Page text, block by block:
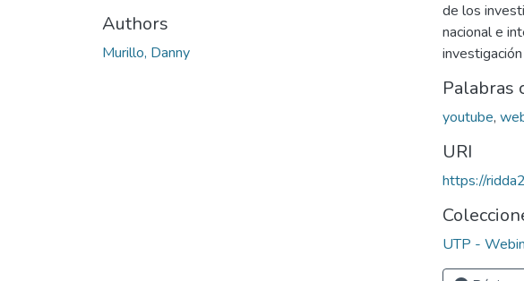
Authors
Murillo, Danny
de los
nacional e
Palabras
youtube,
URI
https://
UTP -